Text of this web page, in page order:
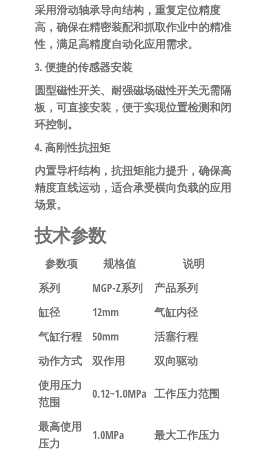
采用滑动轴承导向结构，重复定位精度
高，确保在精密装配和抓取作业中的精准
性，满足高精度自动化应用需求。
3. 便捷的传感器安装
圆型磁性开关、耐强磁场磁性开关无需隔
板，可直接安装，便于实现位置检测和闭
环控制。
4. 高刚性抗扭矩
内置导杆结构，抗扭矩能力提升，确保高
精度直线运动，适合承受横向负载的应用
场景。
技术参数
参数项 规格值
说明
系列
MGP-Z系列
产品系列
缸径
12mm
气缸内径
气缸行程
50mm
活塞行程
动作方式
双作用
双向驱动
使用压力
范围
0.12~1.0MPa 工作压力范围
最高使用
压力
1.0MPa 最大工作压力